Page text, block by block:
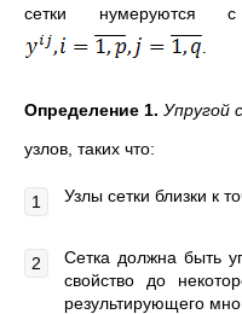
сетки нумеруются
Определение 1. Упругой
узлов, таких что:
Узлы сетки близки к
Сетка должна быть
свойство до
результирующего